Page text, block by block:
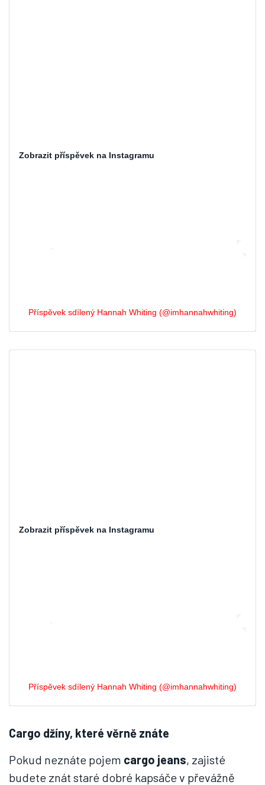
Zobrazit příspěvek na Instagramu
Příspěvek sdílený Hannah Whiting (@imhannahwhiting)
Zobrazit příspěvek na Instagramu
Příspěvek sdílený Hannah Whiting (@imhannahwhiting)
Cargo džíny, které věrně znáte
Pokud neznáte pojem cargo jeans, zajisté
budete znát staré dobré kapsáče v převážně